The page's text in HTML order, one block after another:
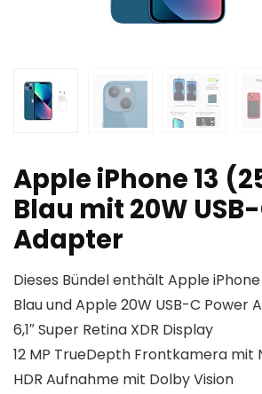
Apple iPhone 13
Blau mit 20W
Adapter
Dieses Bündel enthält Apple iPhone
Blau und Apple 20W USB-C Power
6,1″ Super Retina XDR Display
12 MP TrueDepth Frontkamera mit
HDR Aufnahme mit Dolby Vision